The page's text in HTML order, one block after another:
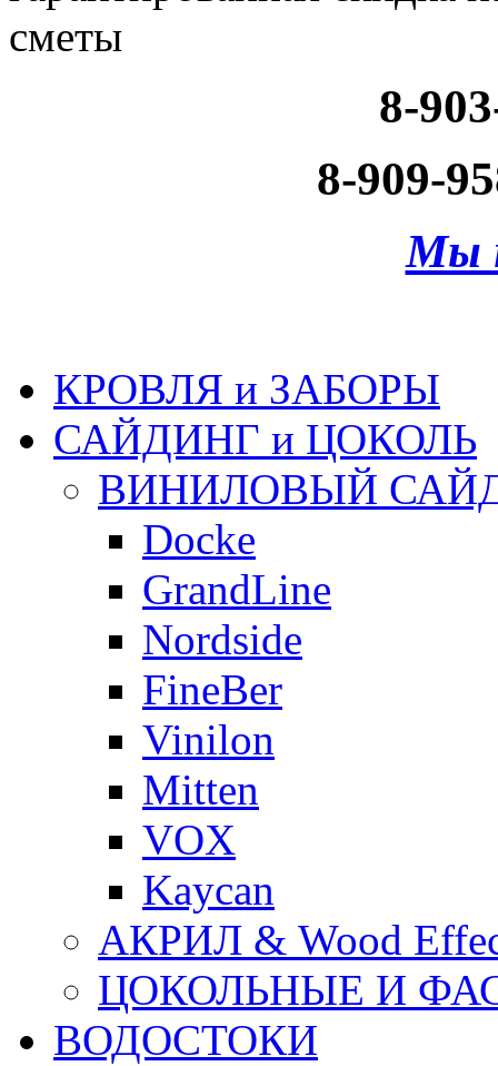
сметы
8-
8-909-
Мы
КРОВЛЯ и ЗАБОРЫ
САЙДИНГ и ЦОКОЛЬ
ВИНИЛОВЫЙ
Docke
GrandLine
Nordside
FineBer
Vinilon
Mitten
VOX
Kaycan
АКРИЛ & Wood
ЦОКОЛЬНЫЕ И
ВОДОСТОКИ